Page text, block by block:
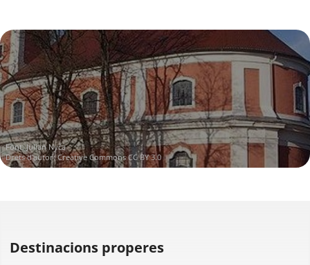
Font:Julian Nyča
Drets d'autor:Creative Commons CC BY 3.0
Destinacions properes